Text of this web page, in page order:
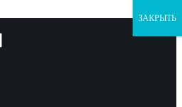
ЗАКРЫТЬ